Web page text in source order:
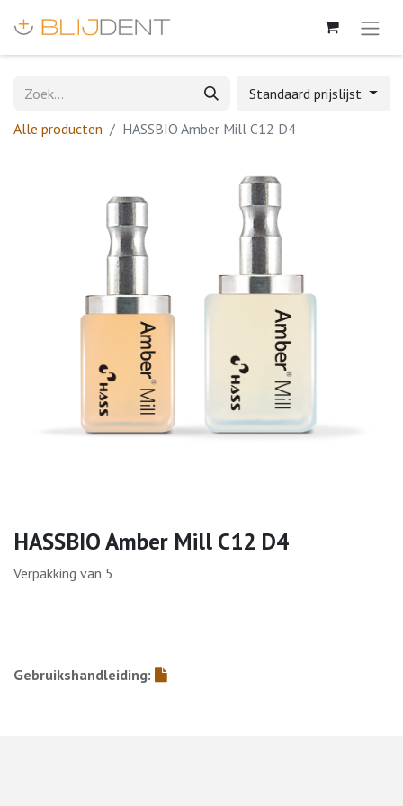
Standaard prijslijst
Alle producten
HASSBIO Amber Mill C12 D4
HASSBIO Amber Mill C12 D4
Verpakking van 5
Gebruikshandleiding: